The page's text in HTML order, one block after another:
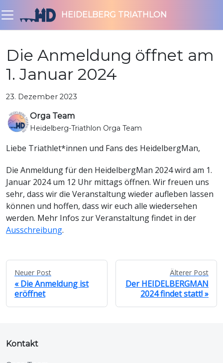
HEIDELBERG TRIATHLON
Die Anmeldung öffnet am
1. Januar 2024
23. Dezember 2023
Orga Team
Heidelberg-Triathlon Orga Team
Liebe Triathlet*innen und Fans des HeidelbergMan,
Die Anmeldung für den HeidelbergMan 2024 wird am 1.
Januar 2024 um 12 Uhr mittags öffnen. Wir freuen uns
sehr, dass wir die Veranstaltung wieder aufleben lassen
können und hoffen, dass wir euch alle wiedersehen
werden. Mehr Infos zur Veranstaltung findet in der
Ausschreibung.
Neuer Post
Die Anmeldung ist
eröffnet
Älterer Post
Der HEIDELBERGMAN
2024 findet statt!
Kontakt